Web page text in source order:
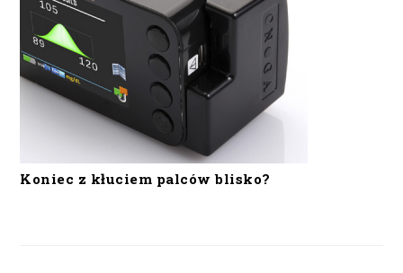
Koniec z kłuciem palców blisko?